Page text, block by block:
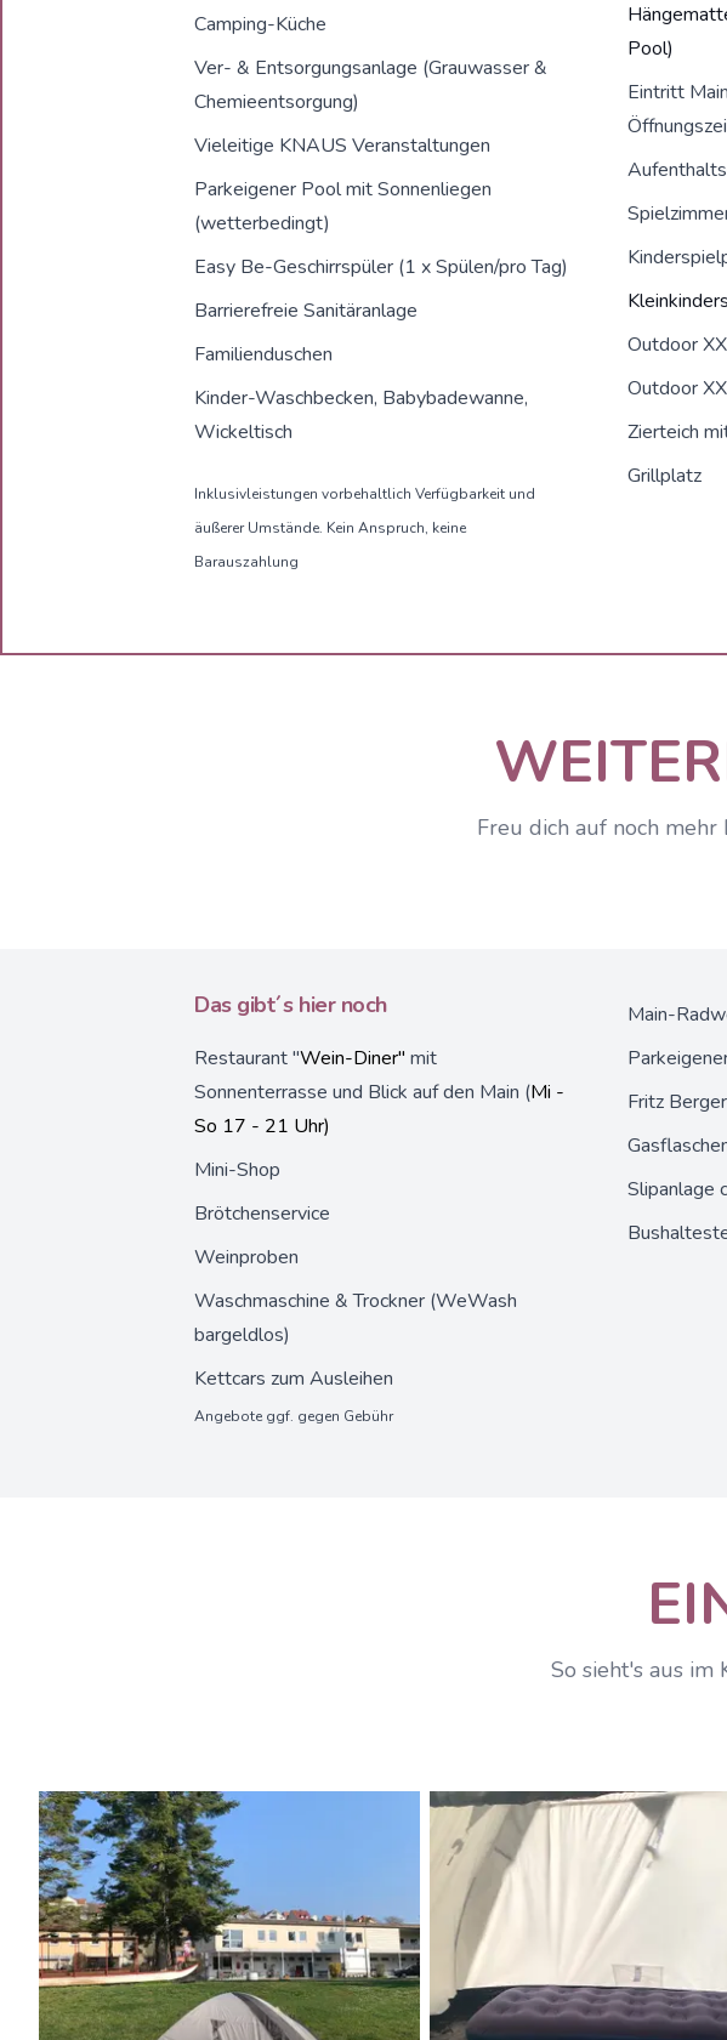
Camping-Küche
Ver- & Entsorgungsanlage (Grauwasser &
Chemieentsorgung)
Vieleitige KNAUS Veranstaltungen
Parkeigener Pool mit Sonnenliegen
(wetterbedingt)
Easy Be-Geschirrspüler (1 x Spülen/pro Tag)
Barrierefreie Sanitäranlage
Familienduschen
Kinder-Waschbecken, Babybadewanne,
Wickeltisch
Inklusivleistungen vorbehaltlich Verfügbarkeit und
äußerer Umstände. Kein Anspruch, keine
Barauszahlung
Pool)
Eintritt
Outdoor
Outdoor
Zierteich
Grillplatz
Freu dich auf noch
Das gibt´s hier noch
Restaurant "Wein-Diner" mit
Sonnenterrasse und Blick auf den Main (Mi -
So 17 - 21 Uhr)
Mini-Shop
Brötchenservice
Weinproben
Waschmaschine & Trockner (WeWash
bargeldlos)
Kettcars zum Ausleihen
Angebote ggf. gegen Gebühr
Main-
Fritz
Slipanlage
So sieht's aus im